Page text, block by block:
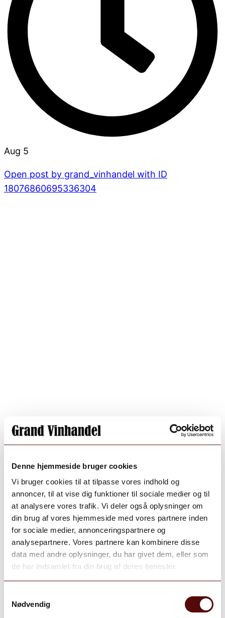
Denne hjemmeside bruger cookies
Vi bruger cookies til at tilpasse vores indhold og
annoncer, til at vise dig funktioner til sociale medier og til
at analysere vores trafik. Vi deler også oplysninger om
din brug af vores hjemmeside med vores partnere inden
for sociale medier, annonceringspartnere og
analysepartnere. Vores partnere kan kombinere disse
data med andre oplysninger, du har givet dem, eller som
de har indsamlet fra din brug af deres tjenester.
Nødvendig
Aug 5
Open post by grand_vinhandel with ID
18076860695336304